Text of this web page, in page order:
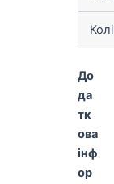
До
да
тк
ова
інф
ор